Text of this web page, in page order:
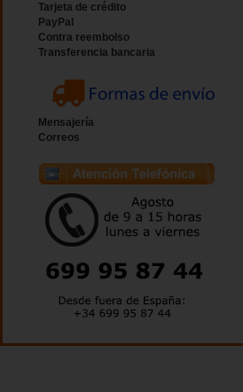
Tarjeta de crédito
PayPal
Contra reembolso
Transferencia bancaria
Mensajería
Correos